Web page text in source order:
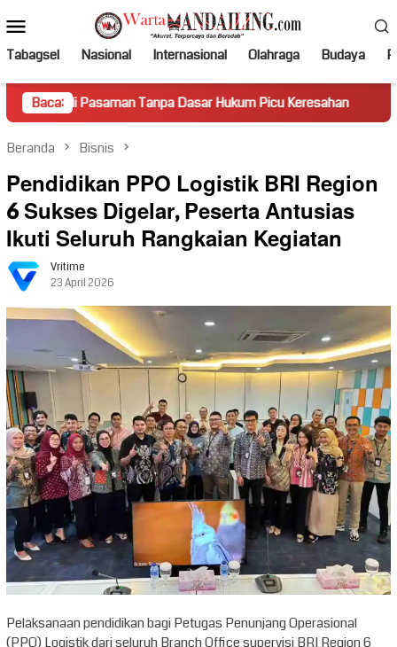
ke
kontenMobile
Tabagsel Nasional Internasional Olahraga Budaya
Baca:Tanpa Dasar Hukum Picu Keresahan Truk Miring
Beranda Bisnis
Pendidikan PPO Logistik BRI Region
6 Sukses Digelar, Peserta Antusias
Ikuti Seluruh Rangkaian Kegiatan
Vritime
23 April 2026
Pelaksanaan pendidikan bagi Petugas Penunjang Operasional
(PPO) Logistik dari seluruh Branch Office supervisi BRI Region 6